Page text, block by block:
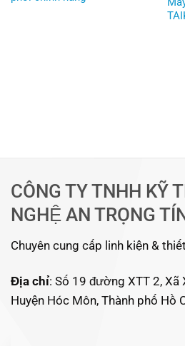
CÔNG TY TNHH KỸ
NGHỆ AN TRỌNG
Chuyên cung cấp linh kiện &
Địa chỉ: Số 19 đường XTT 2,
Huyện Hóc Môn, Thành phố Hồ